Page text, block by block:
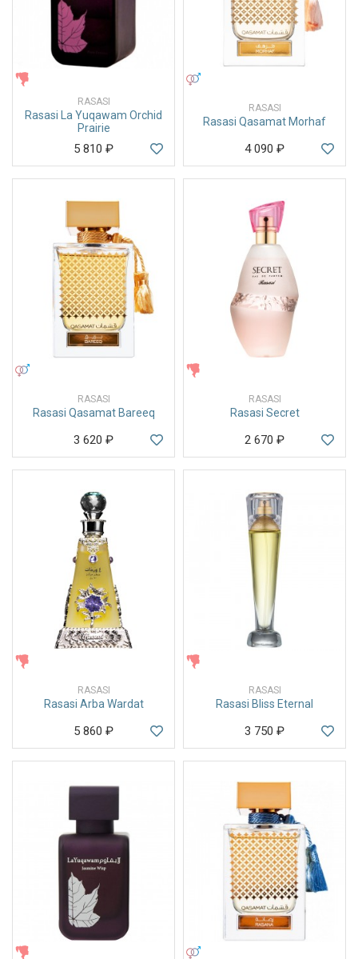
RASASI
Rasasi La Yuqawam Orchid
Prairie
5 810 ₽
RASASI
Rasasi Qasamat Morhaf
4 090 ₽
RASASI
Rasasi Qasamat Bareeq
3 620 ₽
RASASI
Rasasi Secret
2 670 ₽
RASASI
Rasasi Arba Wardat
5 860 ₽
RASASI
Rasasi Bliss Eternal
3 750 ₽